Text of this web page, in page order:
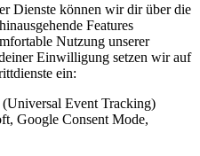
Dienste können wir dir über die
Features
Nutzung unserer
Einwilligung setzen wir auf
ein:
Event Tracking)
Google Consent Mode,